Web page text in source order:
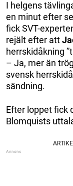
I helgens
en minut efter
fick SVT-
rejält efter att
herrskidåkning
– Ja, mer än
svensk
sändning.
Efter loppet fick
Blomquists